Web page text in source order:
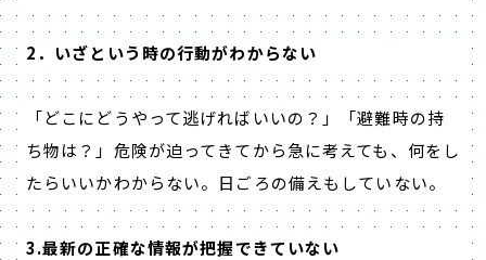
2．いざという時の行動がわからない
「どこにどうやって逃げればいいの？」「避難時の持
ち物は？」危険が迫ってきてから急に考えても、何をし
たらいいかわからない。日ごろの備えもしていない。
3.最新の正確な情報が把握できていない